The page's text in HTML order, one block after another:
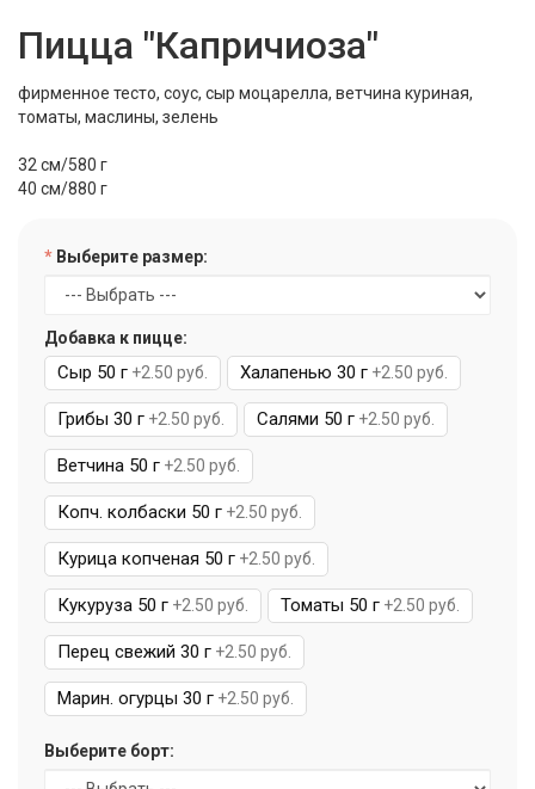
Пицца "Капричиоза"
фирменное тесто, соус, сыр моцарелла, ветчина куриная,
томаты, маслины, зелень
32 см/580 г
40 см/880 г
Выберите размер:
Добавка к пицце:
Сыр 50 г +2.50 руб. Халапенью 30 г +2.50 руб.
Грибы 30 г +2.50 руб. Салями 50 г +2.50 руб.
Ветчина 50 г +2.50 руб.
Копч. колбаски 50 г +2.50 руб.
Курица копченая 50 г +2.50 руб.
Кукуруза 50 г +2.50 руб. Томаты 50 г +2.50 руб.
Перец свежий 30 г +2.50 руб.
Марин. огурцы 30 г +2.50 руб.
Выберите борт: